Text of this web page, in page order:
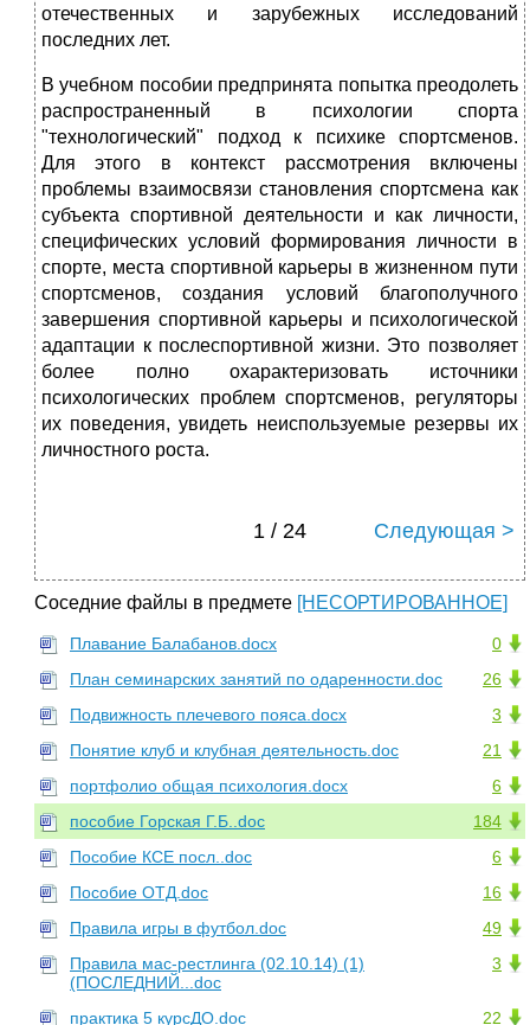
отечественных и зарубежных исследований
последних лет.
В учебном пособии предпринята попытка преодолеть
распространенный в психологии спорта
"технологический" подход к психике спортсменов.
Для этого в контекст рассмотрения включены
проблемы взаимосвязи становления спортсмена как
субъекта спортивной деятельности и как личности,
специфических условий формирования личности в
спорте, места спортивной карьеры в жизненном пути
спортсменов, создания условий благополучного
завершения спортивной карьеры и психологической
адаптации к послеспортивной жизни. Это позволяет
более полно охарактеризовать источники
психологических проблем спортсменов, регуляторы
их поведения, увидеть неиспользуемые резервы их
личностного роста.
1 / 24 Следующая >
Соседние файлы в предмете [НЕСОРТИРОВАННОЕ]
0
Плавание Балабанов.docx
26
План семинарских занятий по одаренности.doc
3
Подвижность плечевого пояса.docx
21
Понятие клуб и клубная деятельность.doc
6
портфолио общая психология.docx
184
пособие Горская Г.Б..doc
6
Пособие КСЕ посл..doc
16
Пособие ОТД.doc
49
Правила игры в футбол.doc
3
Правила мас-рестлинга (02.10.14) (1)
(ПОСЛЕДНИЙ...doc
22
практика 5 курсДО.doc